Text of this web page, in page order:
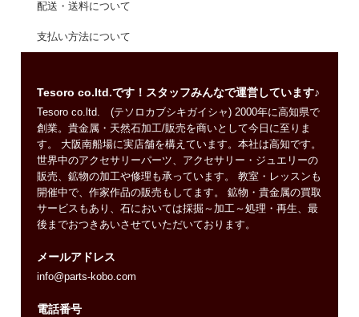
配送・送料について
支払い方法について
Tesoro co.ltd.です！スタッフみんなで運営しています♪
Tesoro co.ltd. (テソロカブシキガイシャ) 2000年に高知県で
創業。貴金属・天然石加工/販売を商いとして今日に至りま
す。 大阪南船場に実店舗を構えています。本社は高知です。
世界中のアクセサリーパーツ、アクセサリー・ジュエリーの
販売、鉱物の加工や修理も承っています。 教室・レッスンも
開催中で、作家作品の販売もしてます。 鉱物・貴金属の買取
サービスもあり、石においては採掘～加工～処理・再生、最
後までおつきあいさせていただいております。
メールアドレス
info@parts-kobo.com
電話番号